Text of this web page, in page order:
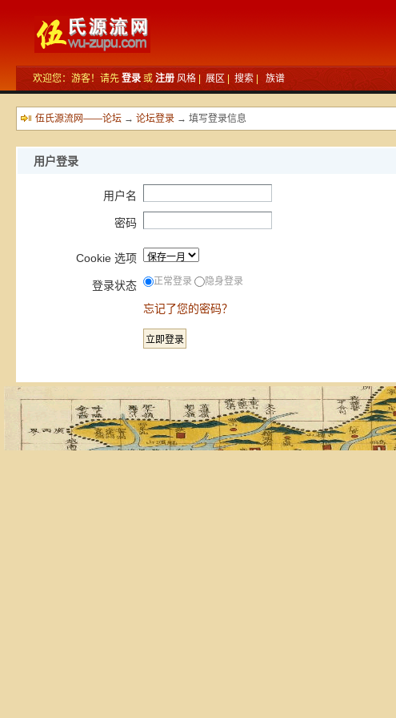
欢迎您：游客！请先登录 或注册 风格 |展区 |搜索 族谱
伍氏源流网——论坛 →论坛登录 → 填写登录信息
用户登录
用户名
密码
Cookie 选项
登录状态 正常登录 隐身登录
忘记了您的密码？